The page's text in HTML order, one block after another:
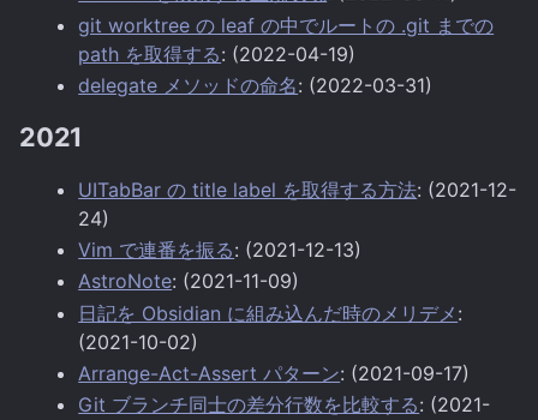
git worktree の leaf の中でルートの .git までの
path を取得する: (2022-04-19)
delegate メソッドの命名: (2022-03-31)
2021
UITabBar の title label を取得する方法: (2021-12-
24)
Vim で連番を振る: (2021-12-13)
AstroNote: (2021-11-09)
日記を Obsidian に組み込んだ時のメリデメ :
(2021-10-02)
Arrange-Act-Assert パターン: (2021-09-17)
Git ブランチ同士の差分行数を比較する: (2021-